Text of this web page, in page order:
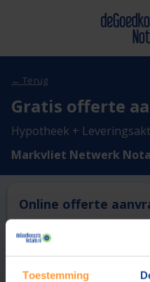
Toestemming
← Terug
Gratis offerte
Hypotheek +
Markvliet Netwerk
Online offerte
Deze notaris biedt
een offerte aan te vragen.